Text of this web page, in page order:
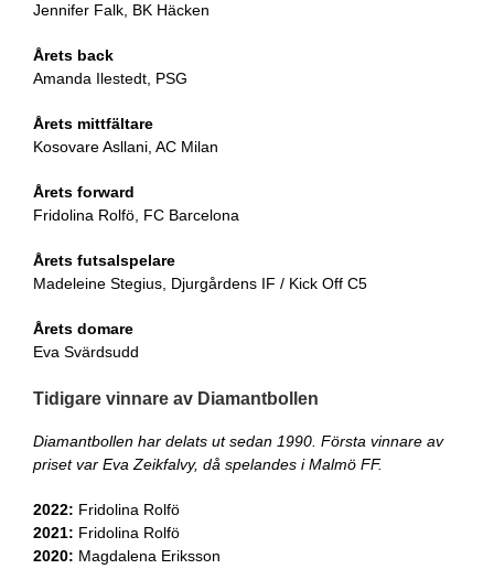
Jennifer Falk, BK Häcken
Årets back
Amanda Ilestedt, PSG
Årets mittfältare
Kosovare Asllani, AC Milan
Årets forward
Fridolina Rolfö, FC Barcelona
Årets futsalspelare
Madeleine Stegius, Djurgårdens IF / Kick Off C5
Årets domare
Eva Svärdsudd
Tidigare vinnare av Diamantbollen
Diamantbollen har delats ut sedan 1990. Första vinnare av
priset var Eva Zeikfalvy, då spelandes i Malmö FF.
2022: Fridolina Rolfö
2021: Fridolina Rolfö
2020: Magdalena Eriksson